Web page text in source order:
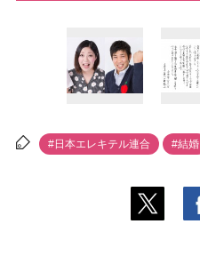
#日本エレキテル連合 #結婚